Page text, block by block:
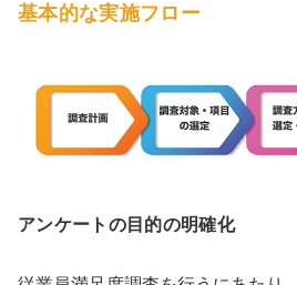
基本的な実施フロー
アンケートの目的の明確化